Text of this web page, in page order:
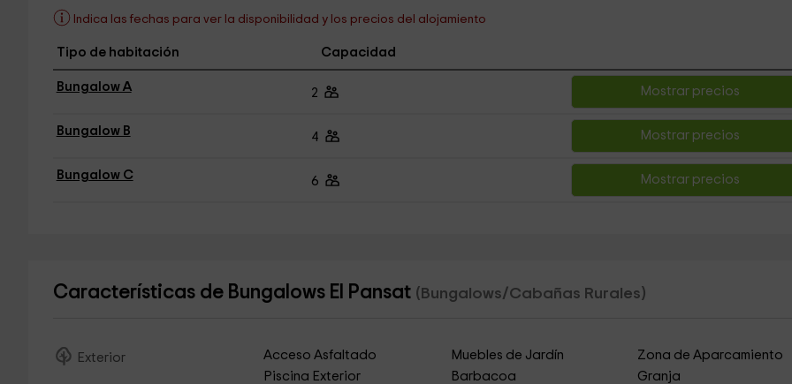
Indica las fechas para ver la disponibilidad y los precios del alojamiento
Tipo de habitación Capacidad
Bungalow A 2 Mostrar precios
Bungalow B 4 Mostrar precios
Bungalow C 6 Mostrar precios
Características de Bungalows El Pansat (Bungalows/Cabañas Rurales)
Exterior Acceso Asfaltado Muebles de Jardín
Zona de Aparcamiento
Piscina Exterior
Barbacoa
Granja